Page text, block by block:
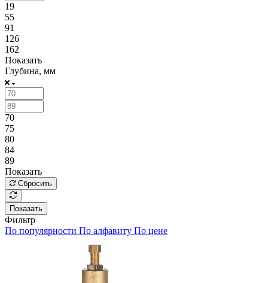
19
55
91
126
162
Показать
Глубина, мм
70
75
80
84
89
Показать
Сбросить
Показать
Фильтр
По популярности По алфавиту По цене